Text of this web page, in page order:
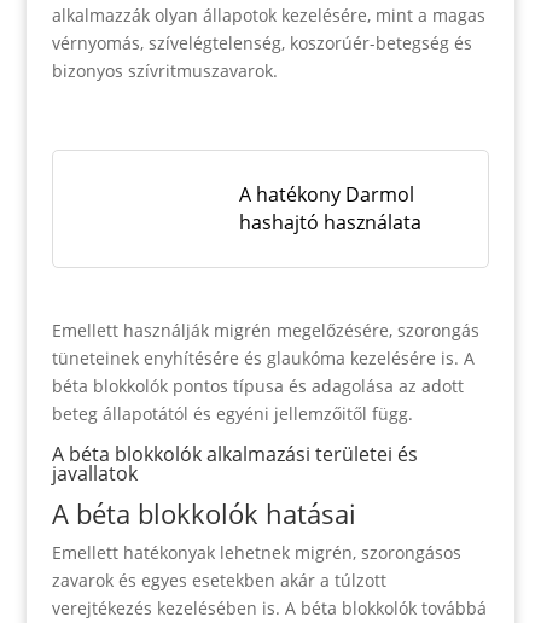
alkalmazzák olyan állapotok kezelésére, mint a magas
vérnyomás, szívelégtelenség, koszorúér-betegség és
bizonyos szívritmuszavarok.
A hatékony Darmol
hashajtó használata
Emellett használják migrén megelőzésére, szorongás
tüneteinek enyhítésére és glaukóma kezelésére is. A
béta blokkolók pontos típusa és adagolása az adott
beteg állapotától és egyéni jellemzőitől függ.
A béta blokkolók alkalmazási területei és
javallatok
A béta blokkolók hatásai
Emellett hatékonyak lehetnek migrén, szorongásos
zavarok és egyes esetekben akár a túlzott
verejtékezés kezelésében is. A béta blokkolók továbbá